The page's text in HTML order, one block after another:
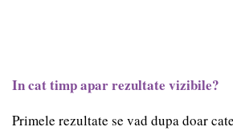
In cat timp apar rezultate vizibile?
Primele rezultate se vad dupa doar